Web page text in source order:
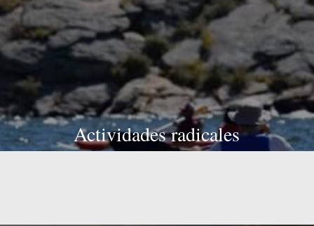
Actividades radicales